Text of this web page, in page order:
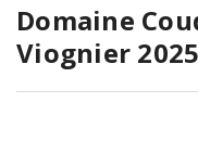
Domaine
Viognier 2025